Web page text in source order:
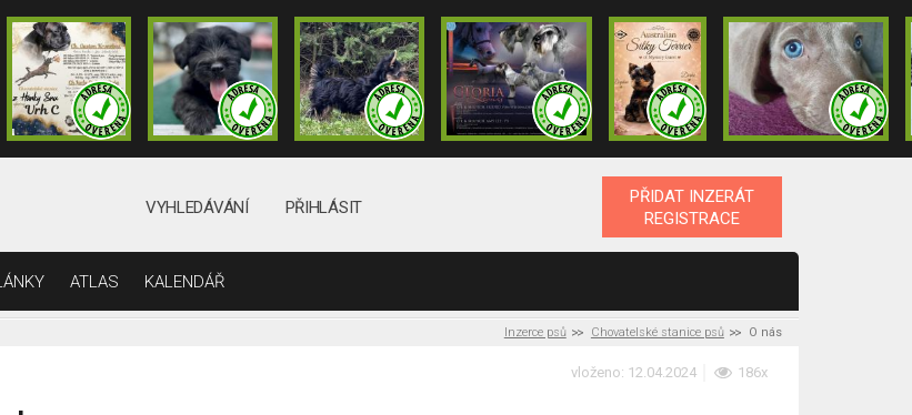
VYHLEDÁVÁNÍ PŘIHLÁSIT
PŘIDAT INZERÁT
REGISTRACE
ATLAS KALENDÁŘ
Inzerce psů Chovatelské stanice psů O nás
vloženo: 12.04.2024 186x